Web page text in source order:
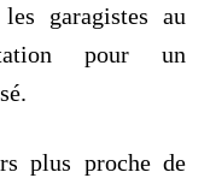
garagistes au
pour un
plus proche de